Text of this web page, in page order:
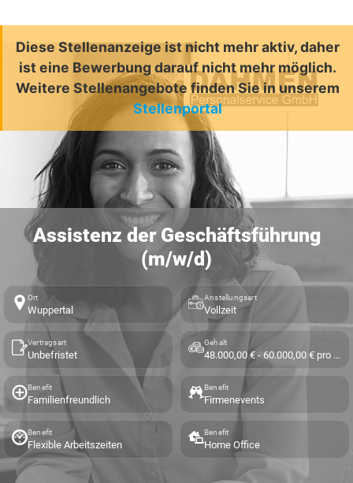
Diese Stellenanzeige ist nicht mehr aktiv, daher
ist eine Bewerbung darauf nicht mehr möglich.
Weitere Stellenangebote finden Sie in unserem
Stellenportal
Assistenz der Geschäftsführung
(m/w/d)
Ort
Wuppertal
Anstellungsart
Vollzeit
Vertragsart
Unbefristet
Gehalt
48.000,00 € - 60.000,00 € pro Jahr
Benefit
Familienfreundlich
Benefit
Firmenevents
Benefit
Flexible Arbeitszeiten
Benefit
Home Office